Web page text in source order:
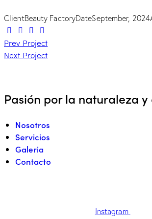
ClientBeauty FactoryDateSeptember, 2024
TwitterFacebook
Share-
email
Copy
URL
to
Navegación
de
entradas
Prev Project
Next Project
Pasión por la naturaleza y
Nosotros
Servicios
Galeria
Contacto
Instagram